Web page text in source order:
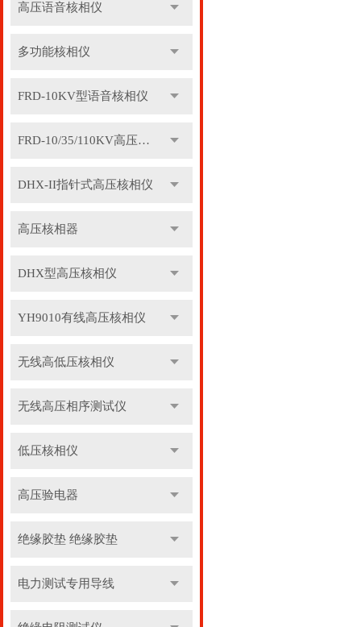
高压语音核相仪
多功能核相仪
FRD-10KV型语音核相仪
FRD-10/35/110KV高压语音核相器
DHX-II指针式高压核相仪
高压核相器
DHX型高压核相仪
YH9010有线高压核相仪
无线高低压核相仪
无线高压相序测试仪
低压核相仪
高压验电器
绝缘胶垫 绝缘胶垫
电力测试专用导线